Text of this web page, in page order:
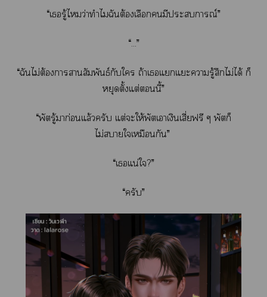
“เรู้ไว่าทำไมฉันต้องเลือกมีะการณ์”
“...”
“ฉันไม่ต้องาาสัมพันธ์กับใ ถ้าเแแะารู้สึกไม่ได้ ก็
หยุดตั้งแต่นี้”
“พัตรู้มาก่อนแล้วครับ แต่ะให้พัตเาเงินเสี่ยฟรี ๆ พัตก็
ไม่าใเหมือนกัน”
“เแน่ใ?”
“ครับ”